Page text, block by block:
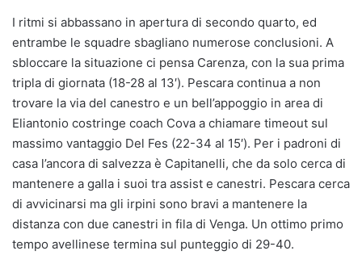
I ritmi si abbassano in apertura di secondo quarto, ed
entrambe le squadre sbagliano numerose conclusioni. A
sbloccare la situazione ci pensa Carenza, con la sua prima
tripla di giornata (18-28 al 13′). Pescara continua a non
trovare la via del canestro e un bell’appoggio in area di
Eliantonio costringe coach Cova a chiamare timeout sul
massimo vantaggio Del Fes (22-34 al 15′). Per i padroni di
casa l’ancora di salvezza è Capitanelli, che da solo cerca di
mantenere a galla i suoi tra assist e canestri. Pescara cerca
di avvicinarsi ma gli irpini sono bravi a mantenere la
distanza con due canestri in fila di Venga. Un ottimo primo
tempo avellinese termina sul punteggio di 29-40.